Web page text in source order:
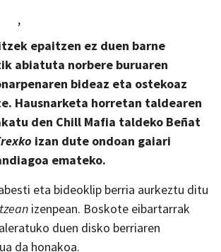
,
epaitzen ez duen barne
abiatuta norbere buruaren
bideaz eta ostekoaz
Hausnarketa horretan taldearen
den Chill Mafia taldeko Beñat
izan dute ondoan gaiari
emateko.
eta bideoklip berria aurkeztu ditu
izenpean. Boskote eibartarrak
duen disko berriaren
da honakoa.